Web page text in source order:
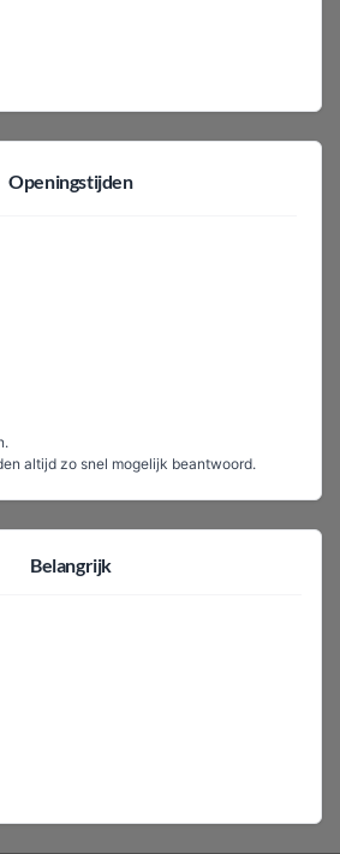
Openingstijden
altijd zo snel mogelijk beantwoord.
Belangrijk